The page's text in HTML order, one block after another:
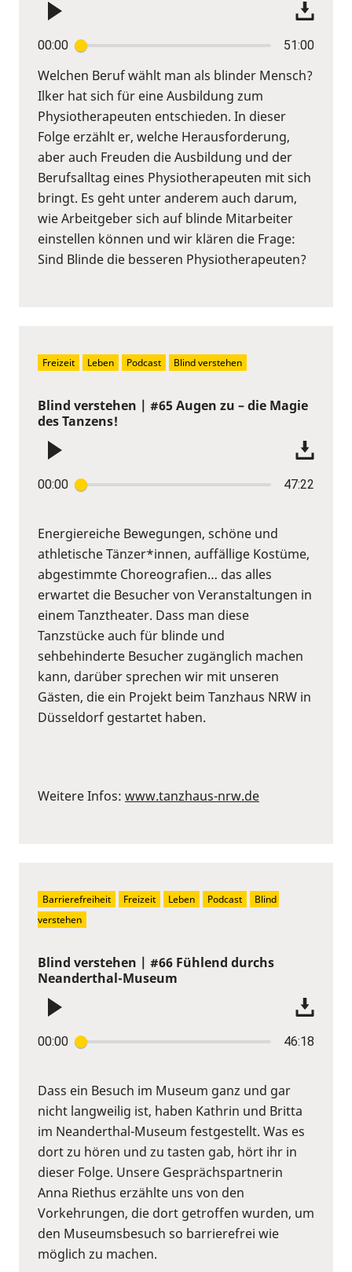
00:00 51:00
Welchen Beruf wählt man als blinder Mensch?
Ilker hat sich für eine Ausbildung zum
Physiotherapeuten entschieden. In dieser
Folge erzählt er, welche Herausforderung,
aber auch Freuden die Ausbildung und der
Berufsalltag eines Physiotherapeuten mit sich
bringt. Es geht unter anderem auch darum,
wie Arbeitgeber sich auf blinde Mitarbeiter
einstellen können und wir klären die Frage:
Sind Blinde die besseren Physiotherapeuten?
Blind verstehen | #65 Augen zu – die Magie
des Tanzens!
00:00 47:22
Energiereiche Bewegungen, schöne und
athletische Tänzer*innen, auffällige Kostüme,
abgestimmte Choreografien… das alles
erwartet die Besucher von Veranstaltungen in
einem Tanztheater. Dass man diese
Tanzstücke auch für blinde und
sehbehinderte Besucher zugänglich machen
kann, darüber sprechen wir mit unseren
Gästen, die ein Projekt beim Tanzhaus NRW in
Düsseldorf gestartet haben.
Weitere Infos: www.tanzhaus-nrw.de
Freizeit Leben Podcast Blind verstehen
Blind verstehen | #66 Fühlend durchs
Neanderthal-Museum
00:00 46:18
Dass ein Besuch im Museum ganz und gar
nicht langweilig ist, haben Kathrin und Britta
im Neanderthal-Museum festgestellt. Was es
dort zu hören und zu tasten gab, hört ihr in
dieser Folge. Unsere Gesprächspartnerin
Anna Riethus erzählte uns von den
Vorkehrungen, die dort getroffen wurden, um
den Museumsbesuch so barrierefrei wie
möglich zu machen.
Barrierefreiheit Freizeit Leben Podcast
Blind
verstehen